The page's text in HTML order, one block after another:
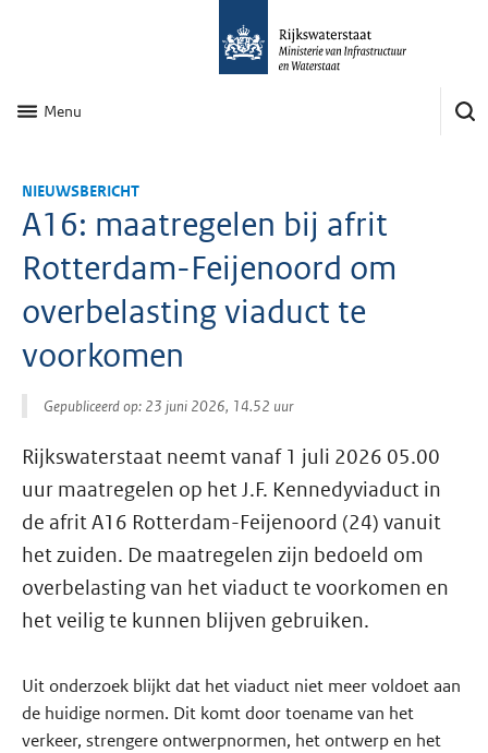
Menu
NIEUWSBERICHT
A16: maatregelen bij afrit
Rotterdam-Feijenoord om
overbelasting viaduct te
voorkomen
Gepubliceerd op: 23 juni 2026, 14.52 uur
Rijkswaterstaat neemt vanaf 1 juli 2026 05.00
uur maatregelen op het J.F. Kennedyviaduct in
de afrit A16 Rotterdam-Feijenoord (24) vanuit
het zuiden. De maatregelen zijn bedoeld om
overbelasting van het viaduct te voorkomen en
het veilig te kunnen blijven gebruiken.
Uit onderzoek blijkt dat het viaduct niet meer voldoet aan
de huidige normen. Dit komt door toename van het
verkeer, strengere ontwerpnormen, het ontwerp en het